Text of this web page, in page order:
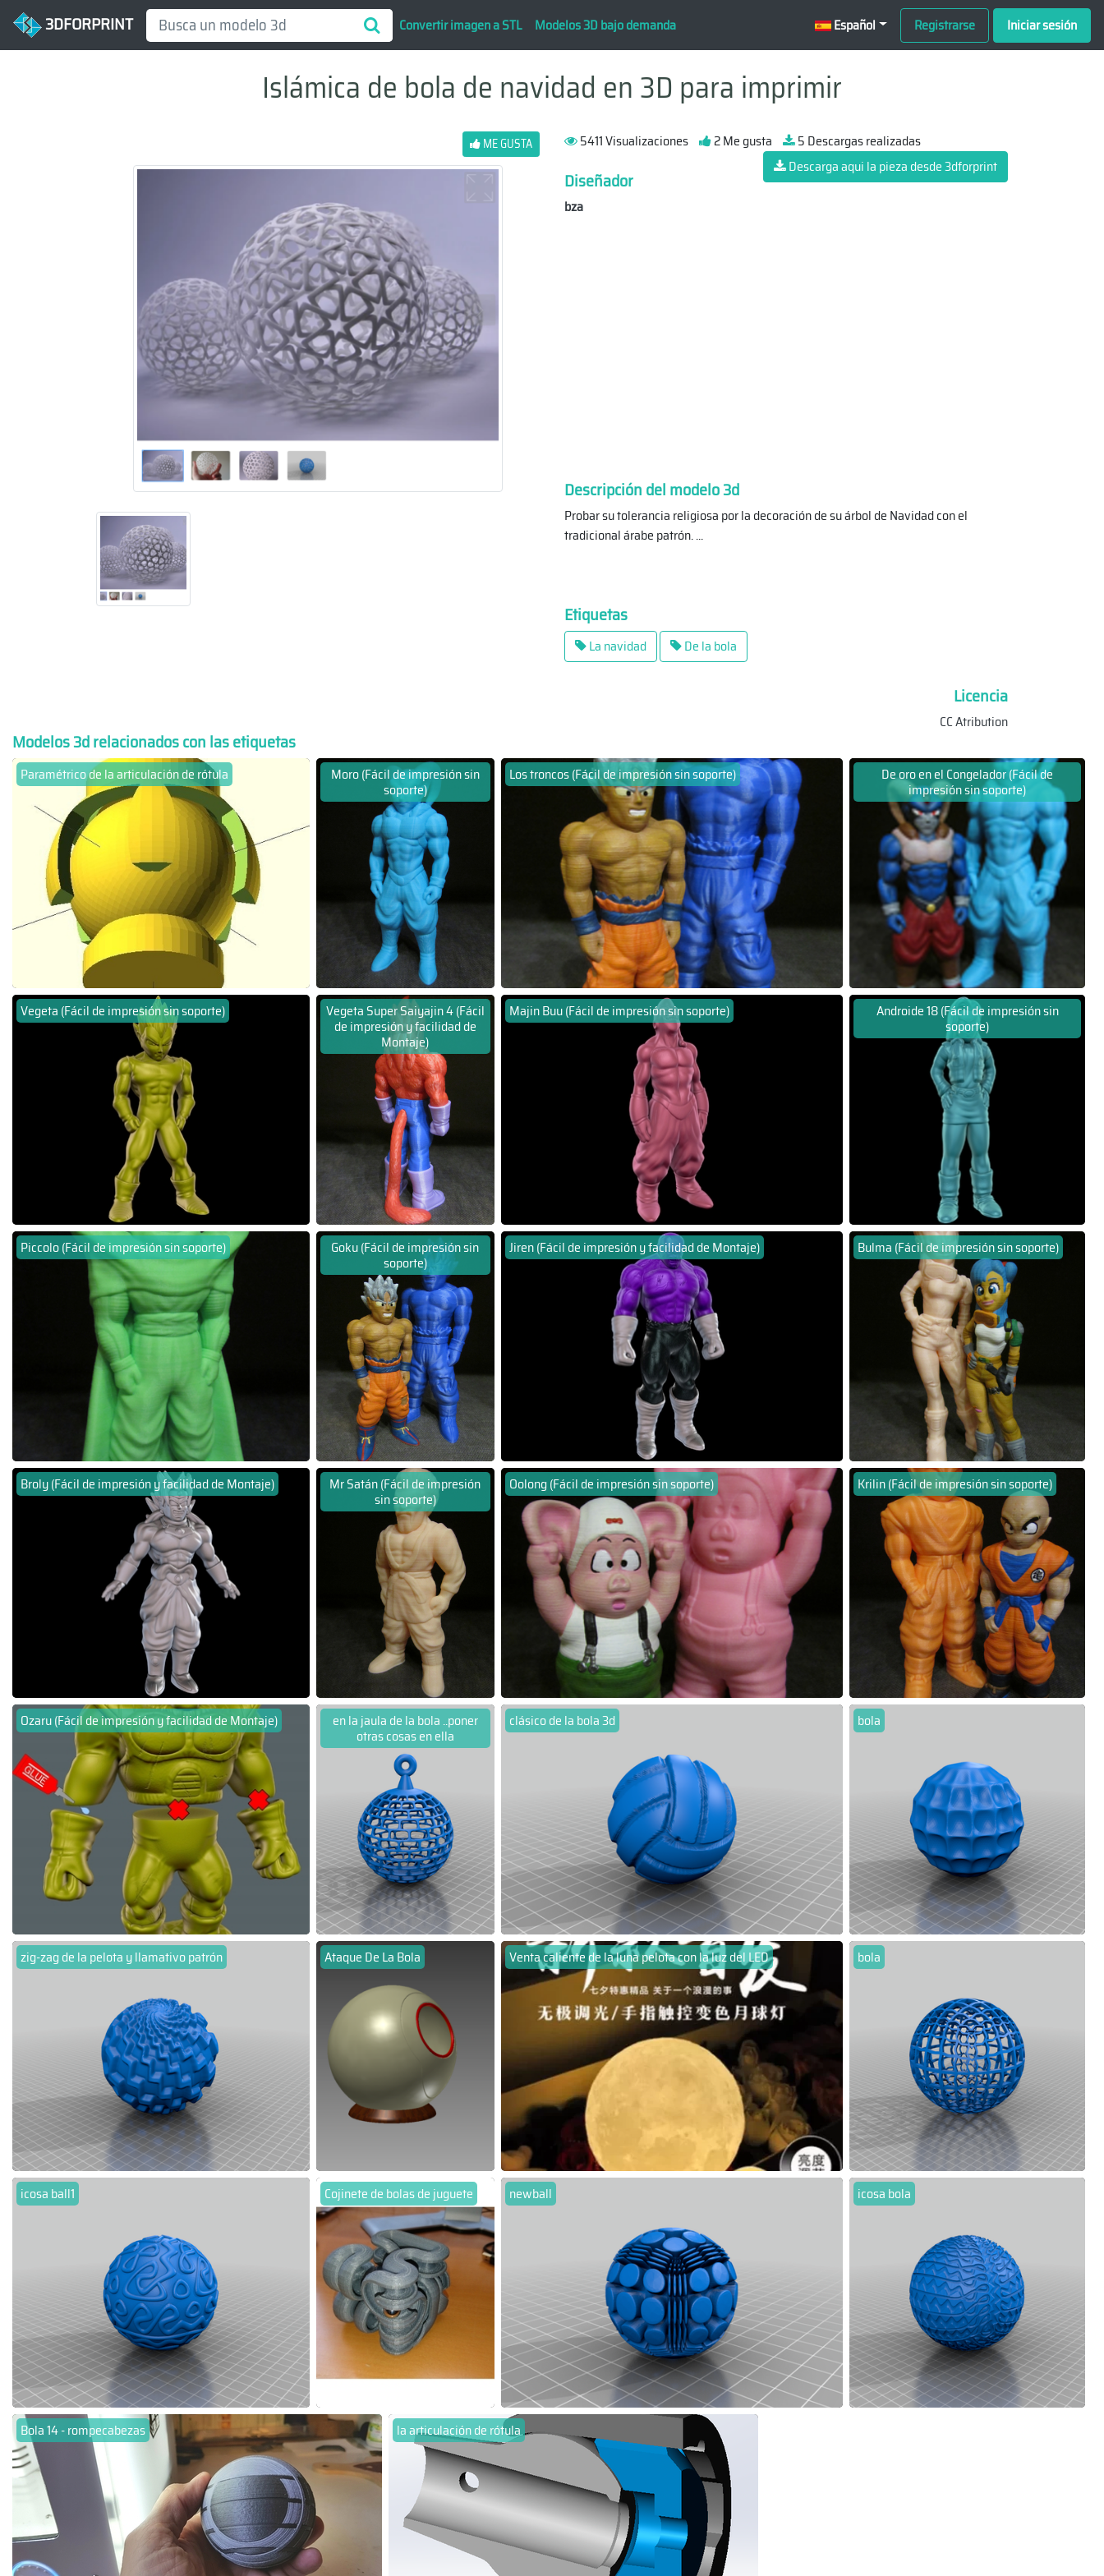
3DFORPRINT Convertir imagen a STL Modelos 3D bajo demanda Español Registrarse Iniciar sesión
Islámica de bola de navidad en 3D para imprimir
ME GUSTA 5411 Visualizaciones 2 Me gusta
5 Descargas realizadas
Descarga aqui la pieza desde 3dforprint
Diseñador
bza
Descripción del modelo 3d
Probar su tolerancia religiosa por la decoración de su árbol de Navidad con el
tradicional árabe patrón....
Etiquetas
La navidad De la bola
Licencia
CC Atribution
Modelos 3d relacionados con las etiquetas
Paramétrico de la articulación de rótula Moro (Fácil de impresión sin
soporte)
Los troncos (Fácil de impresión sin soporte) De oro en el Congelador (Fácil de
impresión sin soporte)
Vegeta (Fácil de impresión sin soporte) Vegeta Super Saiyajin 4 (Fácil
de impresión y facilidad de
Montaje)
Majin Buu (Fácil de impresión sin soporte) Androide 18 (Fácil de impresión sin
soporte)
Piccolo (Fácil de impresión sin soporte) Goku (Fácil de impresión sin
soporte)
Jiren (Fácil de impresión y facilidad de Montaje) Bulma (Fácil de impresión sin soporte)
Broly (Fácil de impresión y facilidad de Montaje) Mr Satán (Fácil de impresión
sin soporte)
Oolong (Fácil de impresión sin soporte) Krilin (Fácil de impresión sin soporte)
Ozaru (Fácil de impresión y facilidad de Montaje) en la jaula de la bola ..poner
otras cosas en ella
clásico de la bola 3d bola
zig-zag de la pelota y llamativo patrón Ataque De La Bola Venta caliente de la luna pelota con la luz del LED bola
icosa ball1 Cojinete de bolas de juguete newball icosa bola
Bola 14 - rompecabezas la articulación de rótula